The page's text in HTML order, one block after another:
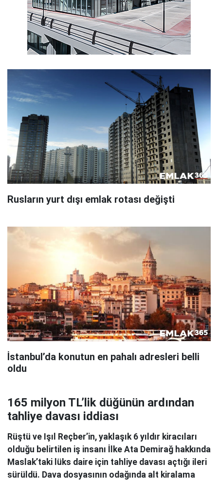
Rusların yurt dışı emlak rotası değişti
İstanbul’da konutun en pahalı adresleri belli
oldu
165 milyon TL’lik düğünün ardından
tahliye davası iddiası
Rüştü ve Işıl Reçber’in, yaklaşık 6 yıldır kiracıları
olduğu belirtilen iş insanı İlke Ata Demirağ hakkında
Maslak’taki lüks daire için tahliye davası açtığı ileri
sürüldü. Dava dosyasının odağında alt kiralama